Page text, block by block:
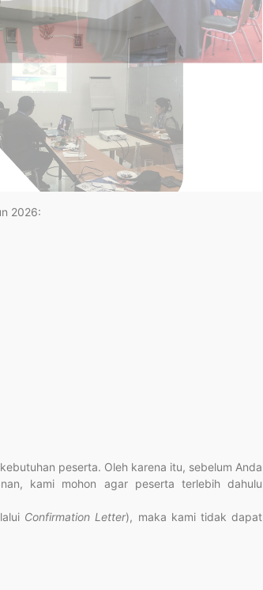
2026:
peserta. Oleh karena itu, sebelum Anda
kami mohon agar peserta terlebih dahulu
Confirmation Letter), maka kami tidak dapat